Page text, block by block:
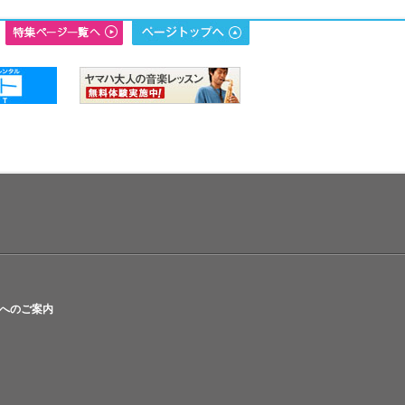
のご案内